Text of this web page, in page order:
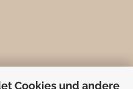
Cookies und andere